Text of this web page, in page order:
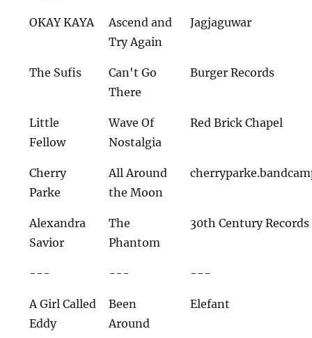
OKAY KAYA
Ascend and
Try Again
Jagjaguwar
The Sufis
Can't Go
There
Burger Records
Little
Fellow
Wave Of
Nostalgia
Red Brick Chapel
Cherry
Parke
All Around
the Moon
Alexandra
Savior
The
Phantom
30th Century Records
--- --- ---
A Girl Called
Eddy
Been
Around
Elefant